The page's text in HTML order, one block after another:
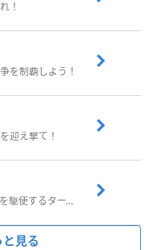
！
を制覇しよう！
迎え撃て！
武器の『アビリティ』と『戦神』を駆使するターン制コマンドバトルRPG！
見る